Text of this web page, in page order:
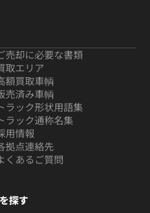
売却に必要な書類
取エリア
額買取車輌
売済み車輌
ラック形状用語集
ラック通称名集
用情報
拠点連絡先
くあるご質問
探す